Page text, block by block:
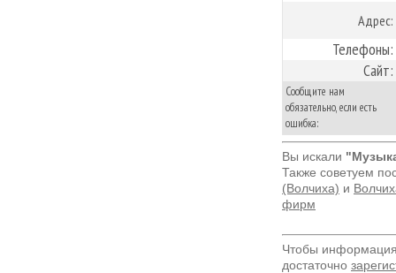
Адрес:
Телефоны:
Сайт:
Сообщите нам
обязательно, если есть
ошибка:
Вы искали
Также советуем
(Волчиха) и
фирм
Чтобы
достаточно